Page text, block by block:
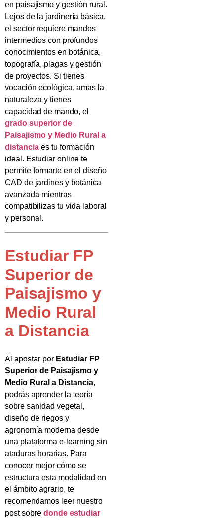
en paisajismo y gestión rural.
Lejos de la jardinería básica,
el sector requiere mandos
intermedios con profundos
conocimientos en botánica,
topografía, plagas y gestión
de proyectos. Si tienes
vocación ecológica, amas la
naturaleza y tienes
capacidad de mando, el
grado superior de
Paisajismo y Medio Rural a
distancia es tu formación
ideal. Estudiar online te
permite formarte en el diseño
CAD de jardines y botánica
avanzada mientras
compatibilizas tu vida laboral
y personal.
Estudiar FP
Superior de
Paisajismo y
Medio Rural
a Distancia
Al apostar por Estudiar FP
Superior de Paisajismo y
Medio Rural a Distancia,
podrás aprender la teoría
sobre sanidad vegetal,
diseño de riegos y
agronomía moderna desde
una plataforma e-learning sin
ataduras horarias. Para
conocer mejor cómo se
estructura esta modalidad en
el ámbito agrario, te
recomendamos leer nuestro
post sobre donde estudiar